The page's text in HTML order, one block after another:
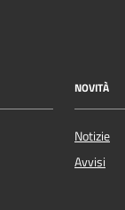
NOVITÀ
Notizie
Avvisi